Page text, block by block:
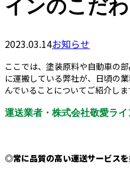
インのこだ
2023.03.14お知らせ
ここでは、塗装原料や自動車の
に運搬している弊社が、日頃の
んでいることについてご紹介しま
運送業者・株式会社敬愛ライ
◎常に品質の高い運送サービス